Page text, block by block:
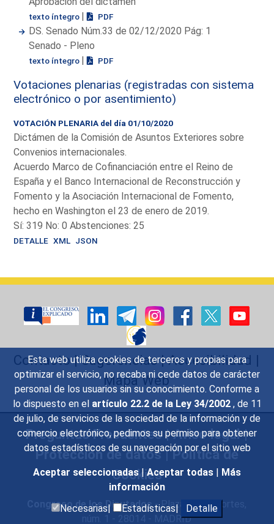
Esta web utiliza cookies de terceros y propias para
optimizar el servicio, no recaba ni cede datos de carácter
personal de los usuarios sin su conocimiento. Conforme a
lo dispuesto en el artículo 22.2 de la Ley 34/2002 , de 11
de julio, de servicios de la sociedad de la información y de
comercio electrónico, pedimos su permiso para obtener
datos estadísticos de su navegación por el sitio web
Aceptar seleccionadas | Aceptar todas | Más
información
Necesarias|
Estadísticas| Detalle
texto íntegro | PDF
DS. Senado Núm.33 de 02/12/2020 Pág: 1
Senado - Pleno
texto íntegro | PDF
Votaciones plenarias (registradas con sistema
electrónico o por asentimiento)
VOTACIÓN PLENARIA del día 01/10/2020
Dictámen de la Comisión de Asuntos Exteriores sobre
Convenios internacionales.
Acuerdo Marco de Cofinanciación entre el Reino de
España y el Banco Internacional de Reconstrucción y
Fomento y la Asociación Internacional de Fomento,
hecho en Washington el 23 de enero de 2019.
Sí: 319 No: 0 Abstenciones: 25
DETALLE XML JSON
Contacto|Sugerencias|Accesibilidad |
Mapa Web
Preguntas Frecuentes|Aviso legal|
Protección de datos|Política de
Cookies
Congreso de los Diputados- Plaza de las Cortes,
núm. 1 - 28014 - MADRID